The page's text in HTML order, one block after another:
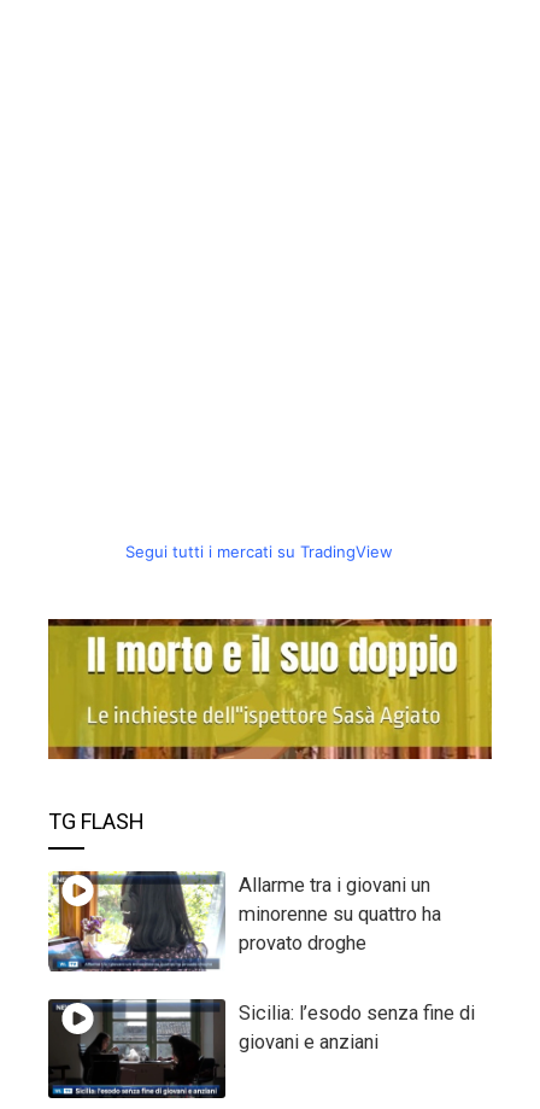
Segui tutti i mercati su TradingView
TG FLASH
Allarme tra i giovani un
minorenne su quattro ha
provato droghe
Sicilia: l’esodo senza fine di
giovani e anziani